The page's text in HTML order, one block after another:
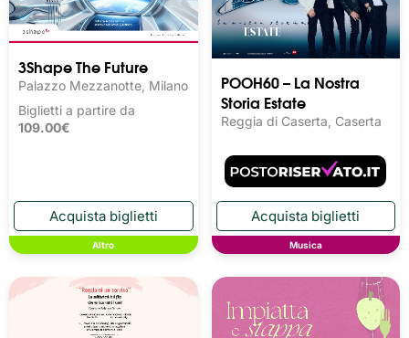
3Shape The Future
Palazzo Mezzanotte, Milano
Biglietti a partire da
109.00€
Altro
POOH60 – La Nostra
Storia Estate
Reggia di Caserta, Caserta
Musica